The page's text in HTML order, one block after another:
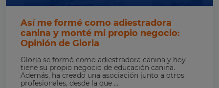
Así me formé como adiestradora
canina y monté mi propio negocio:
Opinión de Gloria
Gloria se formó como adiestradora canina y hoy
tiene su propio negocio de educación canina.
Además, ha creado una asociación junto a otros
profesionales, desde la que ...